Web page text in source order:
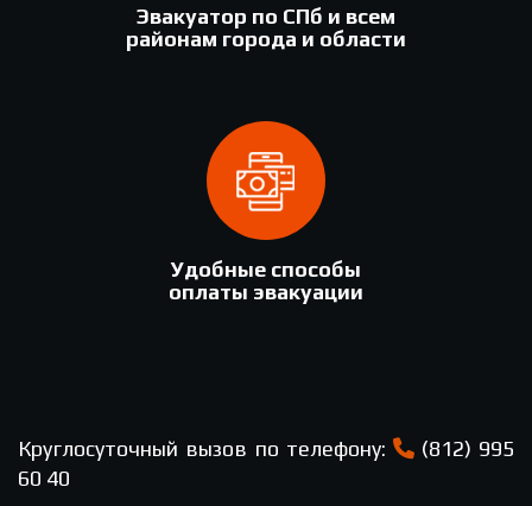
Эвакуатор по СПб и всем
районам города и области
Удобные способы
оплаты эвакуации
Круглосуточный вызов по телефону:
(812) 995
60 40